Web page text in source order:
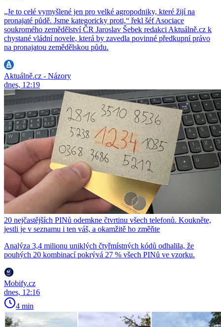
„Je to celé vymyšlené jen pro velké agropodniky, které žijí na
pronajaté půdě. Jsme kategoricky proti,“ řekl šéf Asociace
soukromého zemědělství ČR Jaroslav Šebek redakci Aktuálně.cz k
chystané vládní novele, která by zavedla povinné předkupní právo
na pronajatou zemědělskou půdu.
Aktuálně.cz - Názory
dnes, 12:19
20 nejčastějších PINů odemkne čtvrtinu všech telefonů. Koukněte,
jestli je v seznamu i ten váš, a okamžitě ho změňte
Analýza 3,4 milionu uniklých čtyřmístných kódů odhalila, že
pouhých 20 kombinací pokrývá 27 % všech PINů ve vzorku.
Mobify.cz
dnes, 12:16
4 min